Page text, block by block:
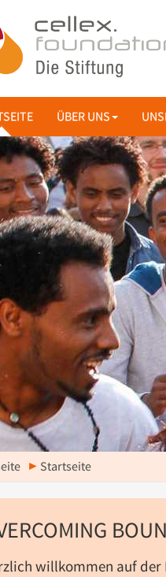
ÜBER UNS
Startseite
willkommen auf der